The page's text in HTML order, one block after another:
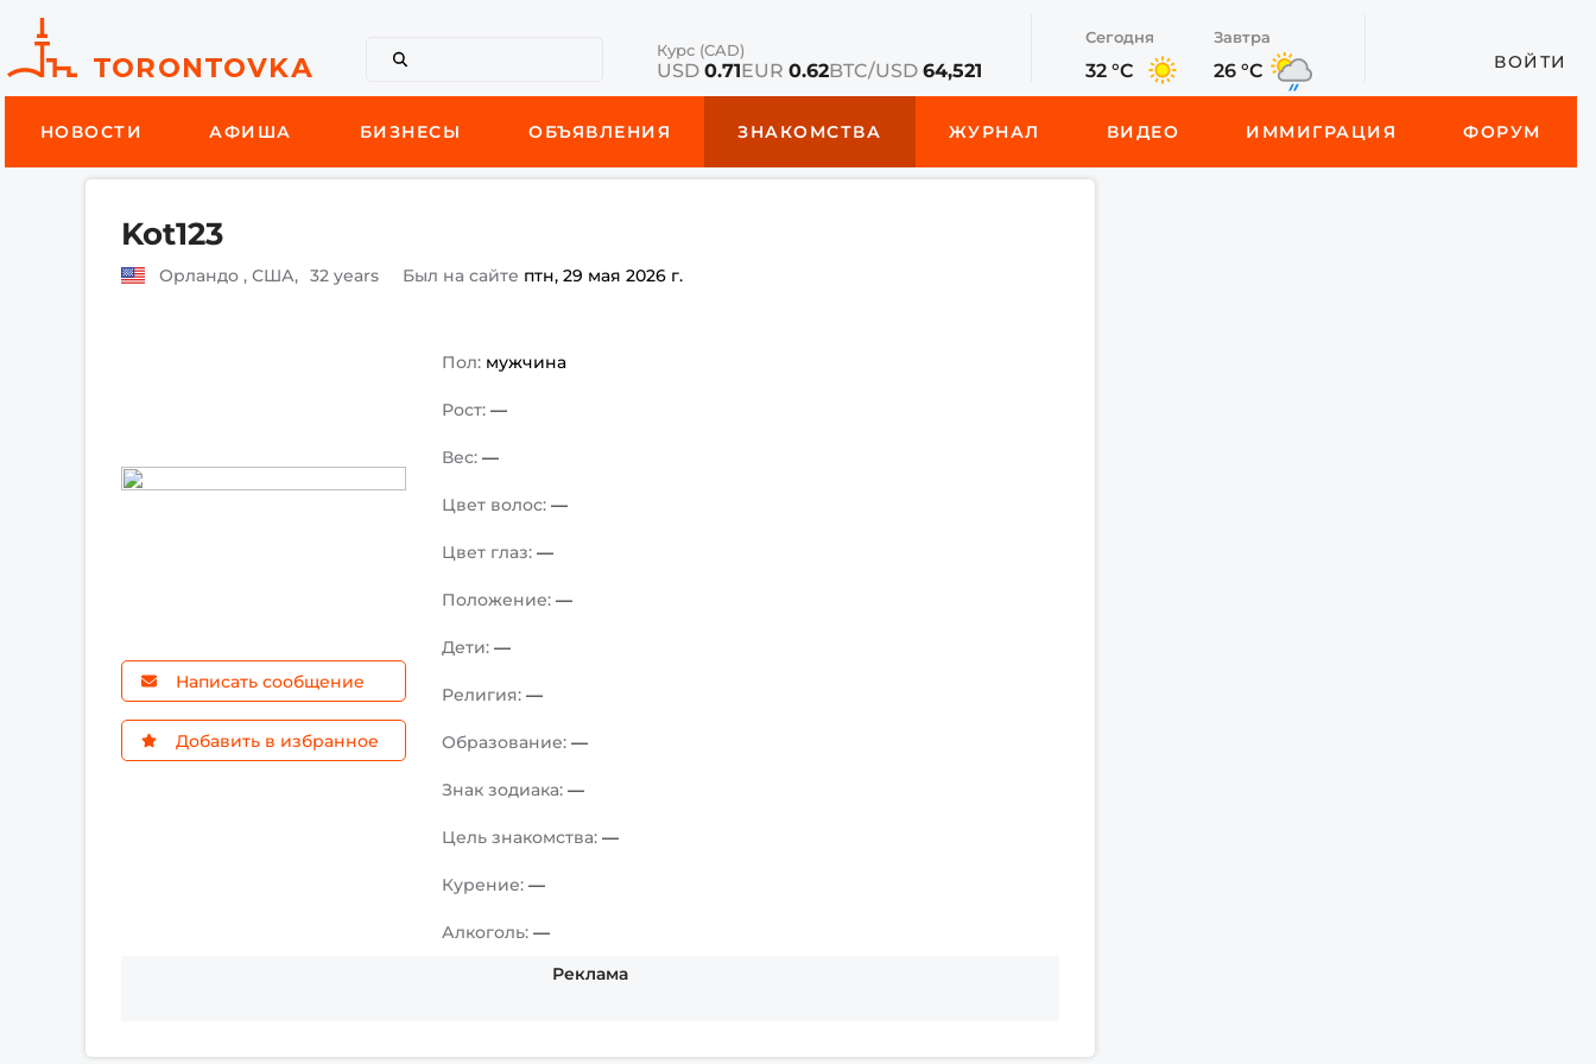
Курс (CAD)
USD 0.71EUR 0.62BTC/USD 64,521
Сегодня
32 °C
Завтра
26 °C ВОЙТИ
НОВОСТИ АФИША БИЗНЕСЫ ОБЪЯВЛЕНИЯ ЗНАКОМСТВА ЖУРНАЛ ВИДЕО ИММИГРАЦИЯ ФОРУМ
Kot123
Орландо , США, 32 years Был на сайте птн, 29 мая 2026 г.
Написать сообщение
Добавить в избранное
Пол: мужчина
Рост:—
Вес:—
Цвет волос:—
Цвет глаз:—
Положение:—
Дети:—
Религия:—
Образование:—
Знак зодиака:—
Цель знакомства:—
Курение:—
Алкоголь:—
Реклама